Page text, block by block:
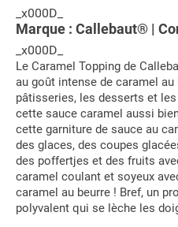
_x000D_
Marque : Callebaut® |
_x000D_
Le Caramel Topping de
au goût intense de caramel
pâtisseries, les desserts et
cette sauce caramel aussi
cette garniture de sauce au
des glaces, des coupes
des poffertjes et des fruits
caramel coulant et soyeux
caramel au beurre ! Bref, un
polyvalent qui se lèche les